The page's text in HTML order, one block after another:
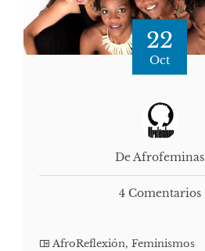
22
Oct
De Afrofeminas
4 Comentarios
AfroReflexión, Feminismos